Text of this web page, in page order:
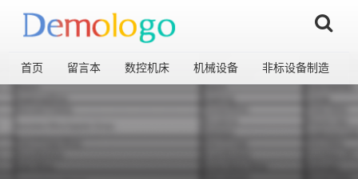
首页 留言本 数控机床 机械设备 非标设备制造